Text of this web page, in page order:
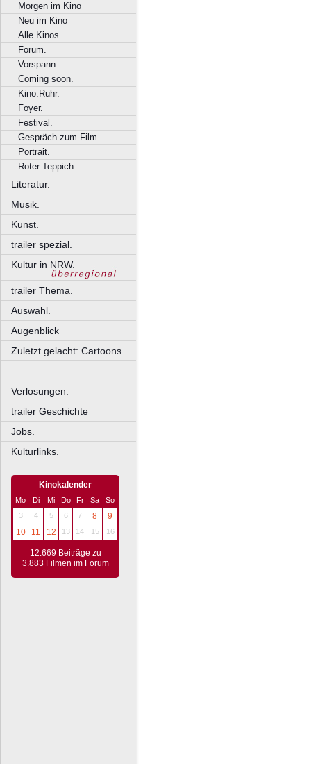
Morgen im Kino
Neu im Kino
Alle Kinos.
Forum.
Vorspann.
Coming soon.
Kino.Ruhr.
Foyer.
Festival.
Gespräch zum Film.
Portrait.
Roter Teppich.
Literatur.
Musik.
Kunst.
trailer spezial.
Kultur in NRW.
trailer Thema.
Auswahl.
Augenblick
Zuletzt gelacht: Cartoons.
––––––––––––––––––––
Verlosungen.
trailer Geschichte
Jobs.
Kulturlinks.
Kinokalender
Mo Di Mi Do Fr Sa
So
3
4 5 6 7 8
9
10
11 12 13 14 15 16
12.669 Beiträge zu
3.883 Filmen im Forum